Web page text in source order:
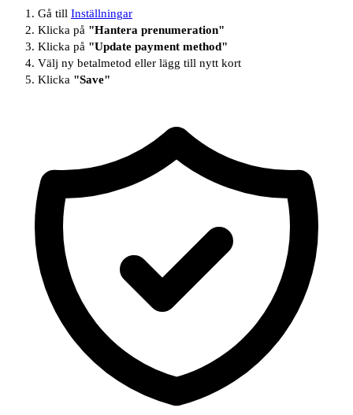
Gå till Inställningar
Klicka på "Hantera prenumeration"
Klicka på "Update payment method"
Välj ny betalmetod eller lägg till nytt kort
Klicka "Save"